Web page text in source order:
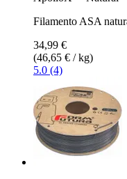
Filamento ASA
34,99 €
(46,65 € / kg)
5.0 (4)